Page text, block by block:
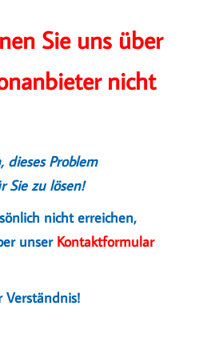
Sie uns über
nicht
dieses Problem
Sie zu lösen!
nicht erreichen,
unser Kontaktformular